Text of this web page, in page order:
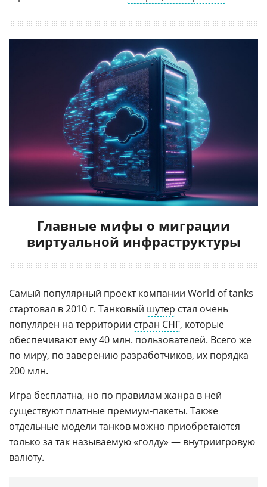
Главные мифы о миграции
виртуальной инфраструктуры
Самый популярный проект компании World of tanks
стартовал в 2010 г. Танковый шутер стал очень
популярен на территории стран СНГ, которые
обеспечивают ему 40 млн. пользователей. Всего же
по миру, по заверению разработчиков, их порядка
200 млн.
Игра бесплатна, но по правилам жанра в ней
существуют платные премиум-пакеты. Также
отдельные модели танков можно приобретаются
только за так называемую «голду» — внутриигровую
валюту.